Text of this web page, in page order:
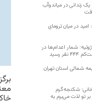
زندانی در میاندوآب
در میان ترومای
در ژوئیه؛ شمار اعدام‌ها در
شمالی استان تهران
شکنجه‌گرم
تو لذت می‌برم به